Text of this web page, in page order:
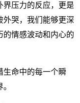
界压力的反应，更是
外哭，我们能够更深
的情感波动和内心的
生命中的每一个瞬